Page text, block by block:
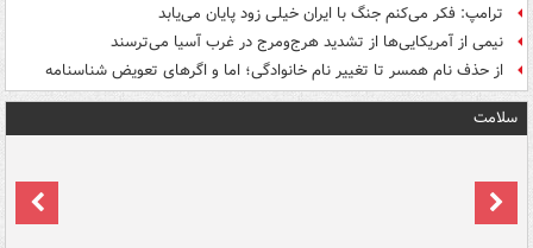
ترامپ: فکر می‌کنم جنگ با ایران خیلی زود پایان می‌یابد
نیمی از آمریکایی‌ها از تشدید هرج‌ومرج در غرب آسیا می‌ترسند
از حذف نام همسر تا تغییر نام خانوادگی؛ اما و اگرهای تعویض شناسنامه
سلامت